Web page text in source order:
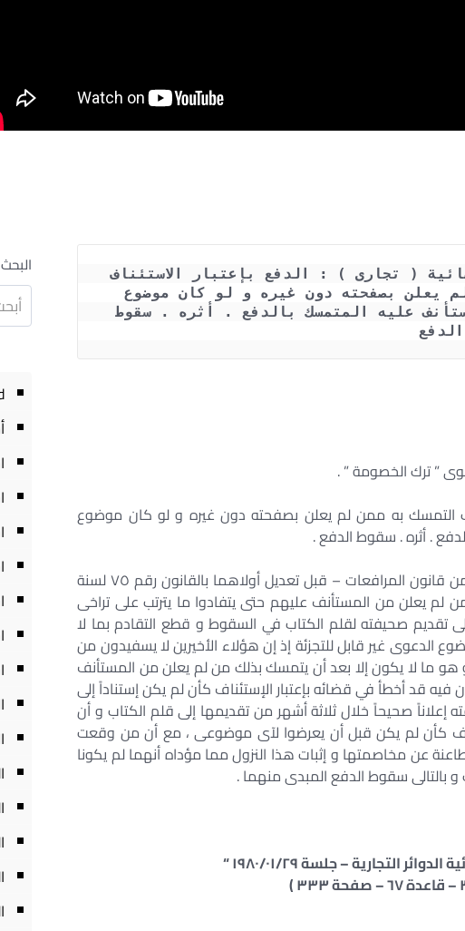
حكم محكمة النقض رقم 619 لسنة 43 قضائية ( تجارى ) : الدفع بإعتبار الاستئناف
الدفع
” ترك الخصومة ” .
التمسك به ممن لم يعلن بصفحته دون غيره و لو كان موضوع
. أثره . سقوط الدفع .
الجزاء المنصوص عليه في المادتين ٧٠ ، ٢٤٠ من قانون المرافعات – قبل تعديل أولاهما بالقانون رقم ٧٥ لسنة
من لم يعلن من المستأنف عليهم حتى يتفادوا ما يترتب على تراخى
تقديم صحيفته لقلم الكتاب في السقوط و قطع التقادم بما لا
غير قابل للتجزئة إذ إن هؤلاء الأخيرين لا يسفيدون من
ما لا يكون إلا بعد أن يتمسك بذلك من لم يعلن من المستأنف
قد أخطأ في قضائه بإعتبار الإستئناف كأن لم يكن إستناداً إلى
صحيحاً خلال ثلاثة أشهر من تقديمها إلى قلم الكتاب و أن
كأن لم يكن قبل أن يعرضوا لآى موضوعى ، مع أن من وقعت
عن مخاصمتها و إثبات هذا النزول مما مؤداه أنهما لم يكونا
سقوط الدفع المبدى منهما .
البحث